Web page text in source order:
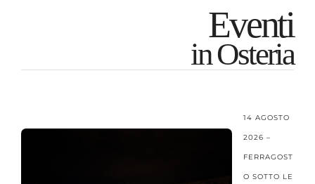
Eventi
in Osteria
14 AGOSTO
2026 –
FERRAGOST
O SOTTO LE